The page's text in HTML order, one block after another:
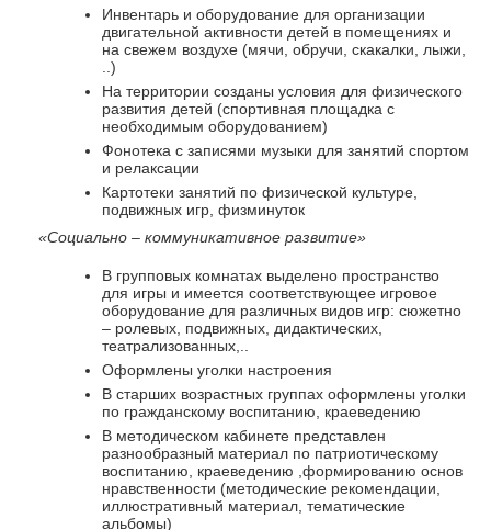
Инвентарь и оборудование для организации
двигательной активности детей в помещениях и
на свежем воздухе (мячи, обручи, скакалки, лыжи,
..)
На территории созданы условия для физического
развития детей (спортивная площадка с
необходимым оборудованием)
Фонотека с записями музыки для занятий спортом
и релаксации
Картотеки занятий по физической культуре,
подвижных игр, физминуток
«Социально – коммуникативное развитие»
В групповых комнатах выделено пространство
для игры и имеется соответствующее игровое
оборудование для различных видов игр: сюжетно
– ролевых, подвижных, дидактических,
театрализованных,..
Оформлены уголки настроения
В старших возрастных группах оформлены уголки
по гражданскому воспитанию, краеведению
В методическом кабинете представлен
разнообразный материал по патриотическому
воспитанию, краеведению ,формированию основ
нравственности (методические рекомендации,
иллюстративный материал, тематические
альбомы)